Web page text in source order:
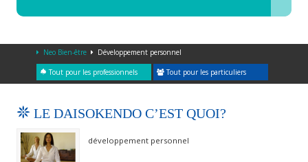
Neo Bien-être Développement personnel
Tout pour les professionnels Tout pour les particuliers
LE DAISOKENDO C’EST QUOI?
développement personnel